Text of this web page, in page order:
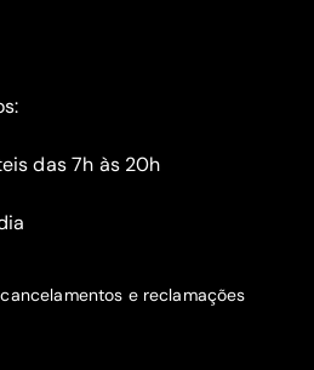
das 7h às 20h
e reclamações